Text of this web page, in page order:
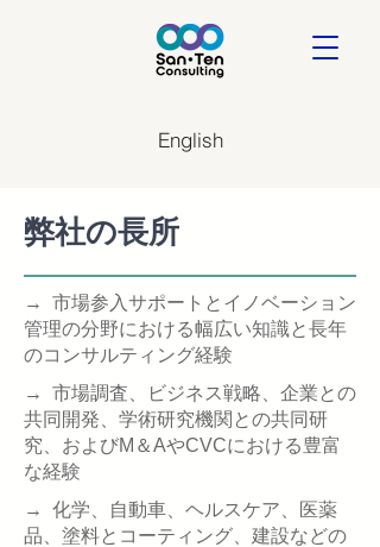
English
弊社の長所
→ 市場参入サポートとイノベーション
管理の分野における幅広い知識と長年
のコンサルティング経験
→ 市場調査、ビジネス戦略、企業との
共同開発、学術研究機関との共同研
究、およびM＆AやCVCにおける豊富
な経験
→ 化学、自動車、ヘルスケア、医薬
品、塗料とコーティング、建設などの